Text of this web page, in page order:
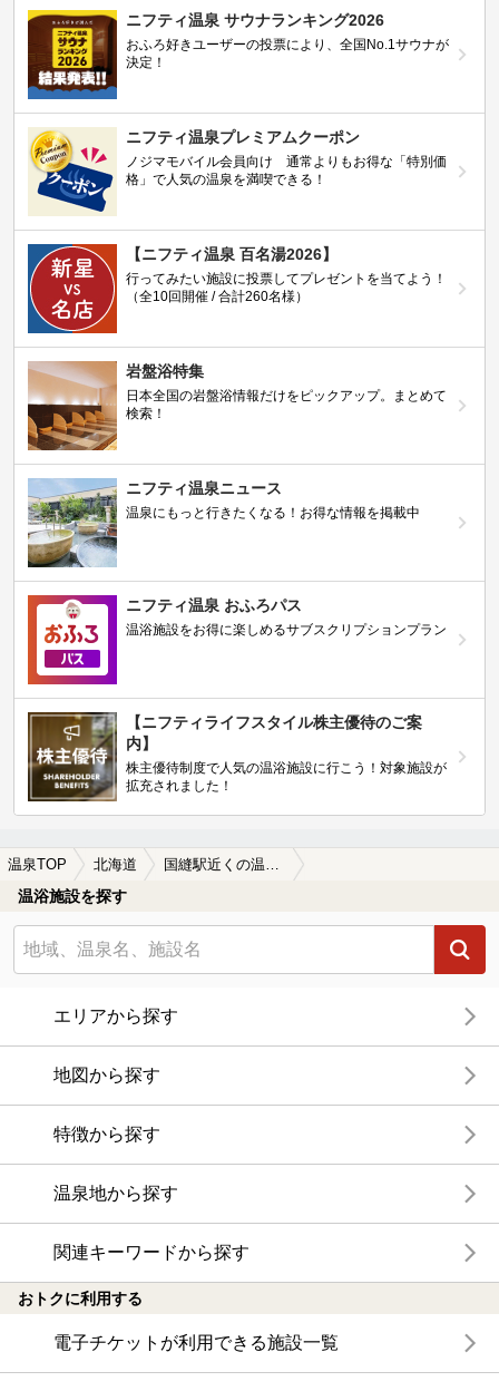
ニフティ温泉 サウナランキング2026
おふろ好きユーザーの投票により、全国No.1サウナが
決定！
ニフティ温泉プレミアムクーポン
ノジマモバイル会員向け 通常よりもお得な「特別価
格」で人気の温泉を満喫できる！
【ニフティ温泉 百名湯2026】
行ってみたい施設に投票してプレゼントを当てよう！
（全10回開催 / 合計260名様）
岩盤浴特集
日本全国の岩盤浴情報だけをピックアップ。まとめて
検索！
ニフティ温泉ニュース
温泉にもっと行きたくなる！お得な情報を掲載中
ニフティ温泉 おふろパス
温浴施設をお得に楽しめるサブスクリプションプラン
【ニフティライフスタイル株主優待のご案
内】
株主優待制度で人気の温浴施設に行こう！対象施設が
拡充されました！
温泉TOP 北海道 国縫駅近くの温泉、日帰り温泉、スーパー銭湯おすすめ
温浴施設を探す
エリアから探す
地図から探す
特徴から探す
温泉地から探す
関連キーワードから探す
おトクに利用する
電子チケットが利用できる施設一覧